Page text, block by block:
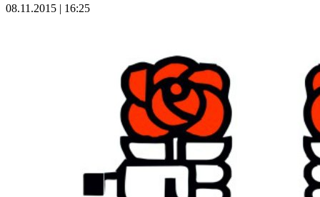
08.11.2015 | 16:25